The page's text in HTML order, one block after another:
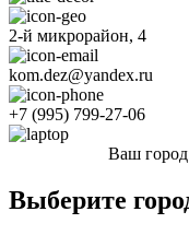
2-й микрорайон, 4
kom.dez@yandex.ru
+7 (995) 799-27-06
Ваш
Выберите